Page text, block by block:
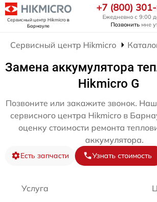
Сервисный центр Hikmicroв
Барнауле
+7 (800)
Ежедневно с 9:00
Позвонить мне
Сервисный центр Hikmicro
Замена аккумулятора
Hikmicro G
Позвоните или закажите звонок.
сервисного центра Hikmicro в
оценку стоимости ремонта
аккумулятора.
Есть запчасти Узнать стоимость
Услуга